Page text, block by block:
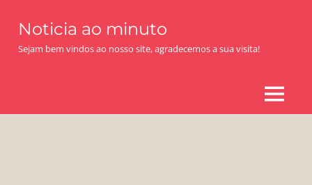
content
Noticia ao minuto
Sejam bem vindos ao nosso site, agradecemos a sua visita!
MENU